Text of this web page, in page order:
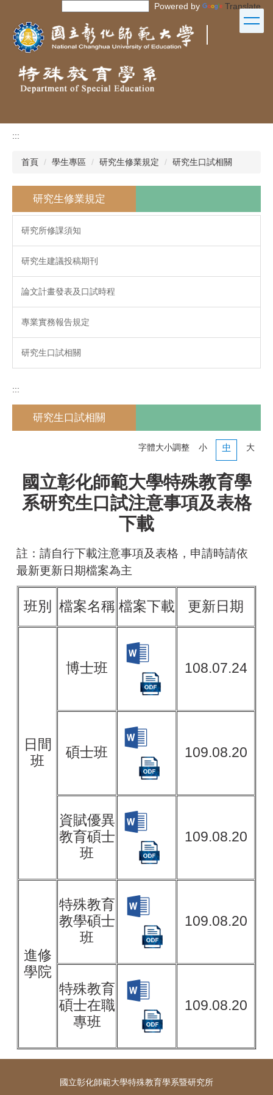
主
Powered by Translate
:::
首頁 學生專區 研究生修業規定 研究生口試相關
研究生修業規定
研究所修課須知
研究生建議投稿期刊
論文計畫發表及口試時程
專業實務報告規定
研究生口試相關
:::
研究生口試相關
字體大小調整 小 中 大
國立彰化師範大學特殊教育學
系研究生口試注意事項及表格
下載
註：請自行下載注意事項及表格，申請時請依
最新更新日期檔案為主
班別 檔案名稱 檔案下載 更新日期
日間
班
博士班 108.07.24
碩士班 109.08.20
資賦優異
教育碩士
班
109.08.20
進修
學院
特殊教育
教學碩士
班
109.08.20
特殊教育
碩士在職
專班
109.08.20
國立彰化師範大學特殊教育學系暨研究所